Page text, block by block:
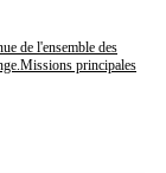
de l'ensemble des
principales